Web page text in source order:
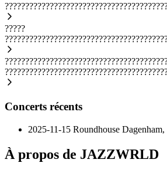
?????
Concerts récents
2025-11-15 Roundhouse
À propos de JAZZWRLD